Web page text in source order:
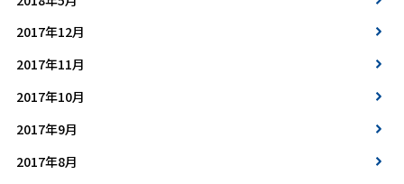
2017年12月
2017年11月
2017年10月
2017年9月
2017年8月